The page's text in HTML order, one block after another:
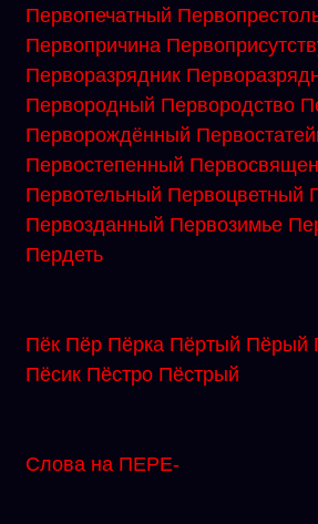
Первопечатный
Первопричина
Перворазрядник
Первородный Первородство
Перворождённый
Первостепенный
Первотельный Первоцветный
Первозданный Первозимье
Пердеть
Пёк Пёр Пёрка Пёртый Пёрый
Пёсик Пёстро Пёстрый
Слова на ПЕРЕ-